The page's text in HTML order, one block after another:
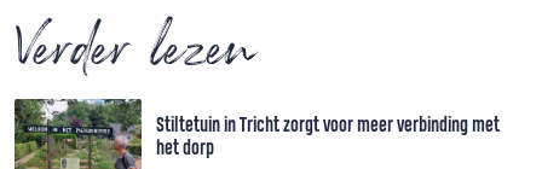
Verder lezen
Stiltetuin in Tricht zorgt voor meer verbinding met
het dorp